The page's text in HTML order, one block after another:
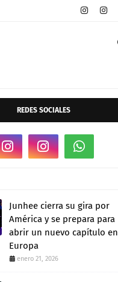
REDES SOCIALES
Junhee cierra su gira por
América y se prepara para
abrir un nuevo capítulo en
Europa
enero 21, 2026